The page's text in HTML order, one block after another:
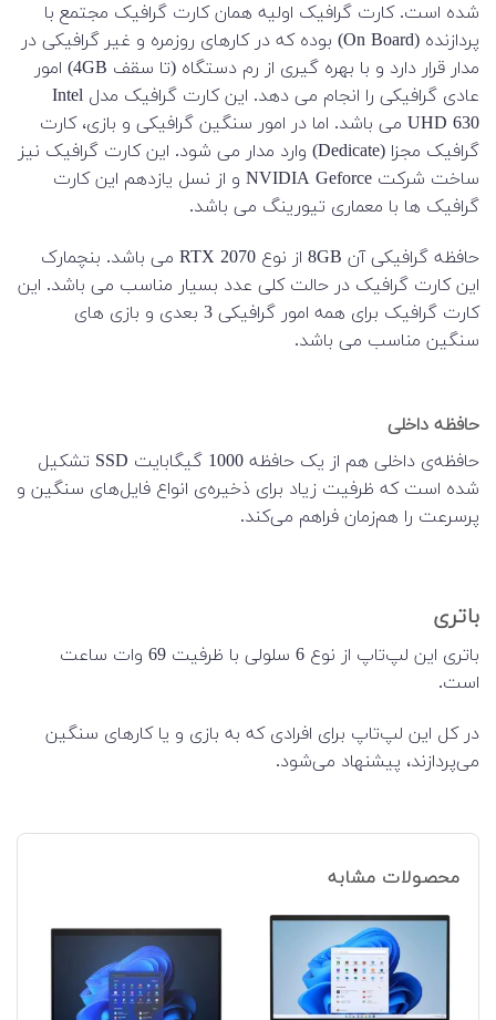
شده است. کارت گرافیک اولیه همان کارت گرافیک مجتمع با
پردازنده (On Board) بوده که در کارهای روزمره و غیر گرافیکی در
مدار قرار دارد و با بهره گیری از رم دستگاه (تا سقف 4GB) امور
عادی گرافیکی را انجام می دهد. این کارت گرافیک مدل Intel
UHD 630 می باشد. اما در امور سنگین گرافیکی و بازی، کارت
گرافیک مجزا (Dedicate) وارد مدار می شود. این کارت گرافیک نیز
ساخت شرکت NVIDIA Geforce و از نسل یازدهم این کارت
گرافیک ها با معماری تیورینگ می باشد.
حافظه گرافیکی آن 8GB از نوع RTX 2070 می باشد. بنچمارک
این کارت گرافیک در حالت کلی عدد بسیار مناسب می باشد. این
کارت گرافیک برای همه امور گرافیکی 3 بعدی و بازی های
سنگین مناسب می باشد.
حافظه داخلی
حافظه‌ی داخلی هم از یک حافظه 1000 گیگابایت SSD تشکیل
شده است که ظرفیت زیاد برای ذخیره‌ی انواع فایل‌های سنگین و
پرسرعت را هم‌زمان فراهم می‌کند.
باتری
باتری این لپ‌تاپ از نوع 6 سلولی با ظرفیت 69 وات ساعت
است.
در کل این لپ‌تاپ برای افرادی که به بازی و یا کارهای سنگین
می‌پردازند، پیشنهاد می‌شود.
محصولات مشابه